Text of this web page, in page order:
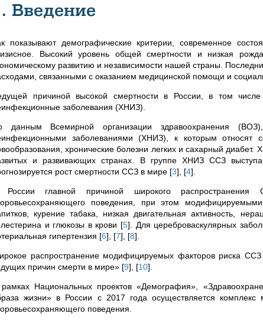
Введение
показывают демографические критерии, современное
Высокий уровень общей смертности и низкая
развитию и независимости нашей страны.
связанными с оказанием медицинской помощи и
причиной высокой смертности в России, в том числе
заболевания (ХНИЗ).
данным Всемирной организации здравоохранения
заболеваниями (ХНИЗ),
к которым относят
хронические болезни легких и сахарный
и развивающих странах. В группе ХНИЗ ССЗ
рост смертности ССЗ в мире [3] [4]
главной причиной широкого распространения
поведения, при этом
курение табака, низкая двигательная активность,
и глюкозы в крови [5] . Для цереброваскулярных
гипертензия [6] [7] [8]
распространение модифицируемых факторов риска
причин смерти в мире» [9] [10]
Национальных проектов «Демография»,
жизни» в России с 2017 года осуществляется
поведения.